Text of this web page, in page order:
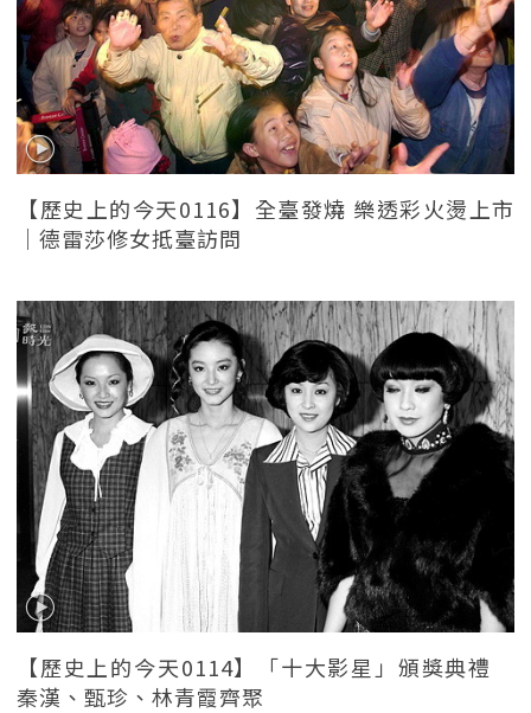
【歷史上的今天0116】全臺發燒 樂透彩火燙上市
｜德雷莎修女抵臺訪問
【歷史上的今天0114】「十大影星」頒獎典禮
秦漢、甄珍、林青霞齊聚